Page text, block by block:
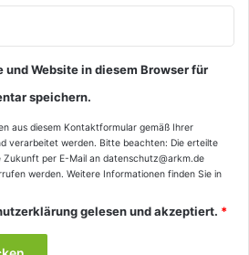
und Website in diesem Browser für
speichern.
aus diesem Kontaktformular gemäß Ihrer
verarbeitet werden. Bitte beachten: Die erteilte
Zukunft per E-Mail an datenschutz@arkm.de
werden. Weitere Informationen finden Sie in
gelesen und akzeptiert. *